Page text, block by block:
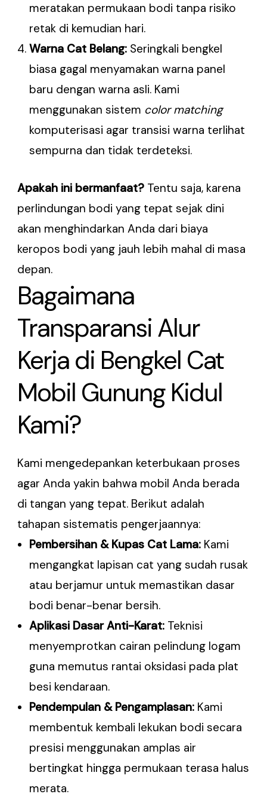
meratakan permukaan bodi tanpa risiko
retak di kemudian hari.
Warna Cat Belang: Seringkali bengkel
biasa gagal menyamakan warna panel
baru dengan warna asli. Kami
menggunakan sistem color matching
komputerisasi agar transisi warna terlihat
sempurna dan tidak terdeteksi.
Apakah ini bermanfaat? Tentu saja, karena
perlindungan bodi yang tepat sejak dini
akan menghindarkan Anda dari biaya
keropos bodi yang jauh lebih mahal di masa
depan.
Bagaimana
Transparansi Alur
Kerja di Bengkel Cat
Mobil Gunung Kidul
Kami?
Kami mengedepankan keterbukaan proses
agar Anda yakin bahwa mobil Anda berada
di tangan yang tepat. Berikut adalah
tahapan sistematis pengerjaannya:
Pembersihan & Kupas Cat Lama: Kami
mengangkat lapisan cat yang sudah rusak
atau berjamur untuk memastikan dasar
bodi benar-benar bersih.
Aplikasi Dasar Anti-Karat: Teknisi
menyemprotkan cairan pelindung logam
guna memutus rantai oksidasi pada plat
besi kendaraan.
Pendempulan & Pengamplasan: Kami
membentuk kembali lekukan bodi secara
presisi menggunakan amplas air
bertingkat hingga permukaan terasa halus
merata.